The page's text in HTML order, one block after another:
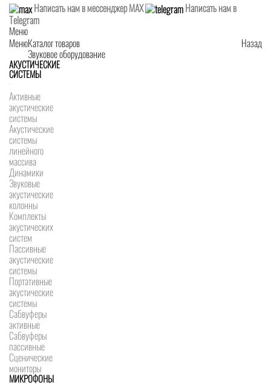
Написать нам в мессенджер MAX
Написать нам в
Telegram
Меню
Меню
Назад
Каталог товаров
Звуковое оборудование
АКУСТИЧЕСКИЕ
СИСТЕМЫ
Активные
акустические
системы
Акустические
системы
линейного
массива
Динамики
Звуковые
акустические
колонны
Комплекты
акустических
систем
Пассивные
акустические
системы
Портативные
акустические
системы
Сабвуферы
активные
Сабвуферы
пассивные
Сценические
мониторы
МИКРОФОНЫ